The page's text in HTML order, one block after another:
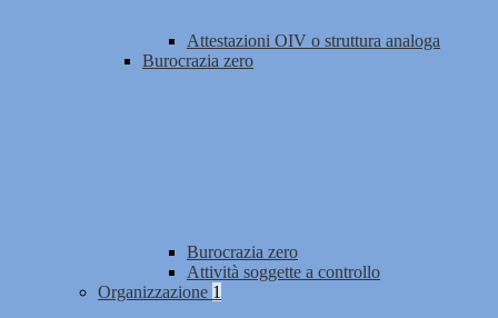
Attestazioni OIV o struttura analoga
Burocrazia zero
Burocrazia zero
Attività soggette a controllo
Organizzazione 1